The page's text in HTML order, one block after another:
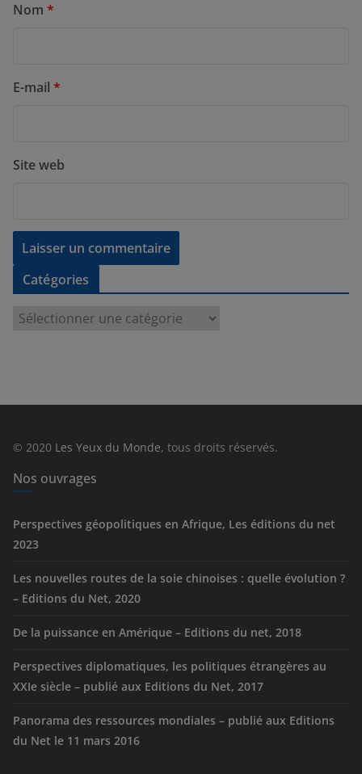
Nom *
E-mail *
Site web
Catégories
e
© 2020 Les Yeux du Monde, tous droits réservés.
Nos ouvrages
Perspectives géopolitiques en Afrique, Les éditions du net
2023
Les nouvelles routes de la soie chinoises : quelle évolution ?
– Editions du Net, 2020
De la puissance en Amérique – Editions du net, 2018
Perspectives diplomatiques, les politiques étrangères au
XXIe siècle – publié aux Editions du Net, 2017
Panorama des ressources mondiales – publié aux Editions
du Net le 11 mars 2016